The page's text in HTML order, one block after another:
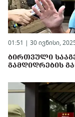
01:51 | 30 ივნისი,
ᲑᲘᲠᲗᲕᲣᲚᲘ
ᲒᲐᲛᲓᲘᲓᲠᲔᲑᲘᲡ